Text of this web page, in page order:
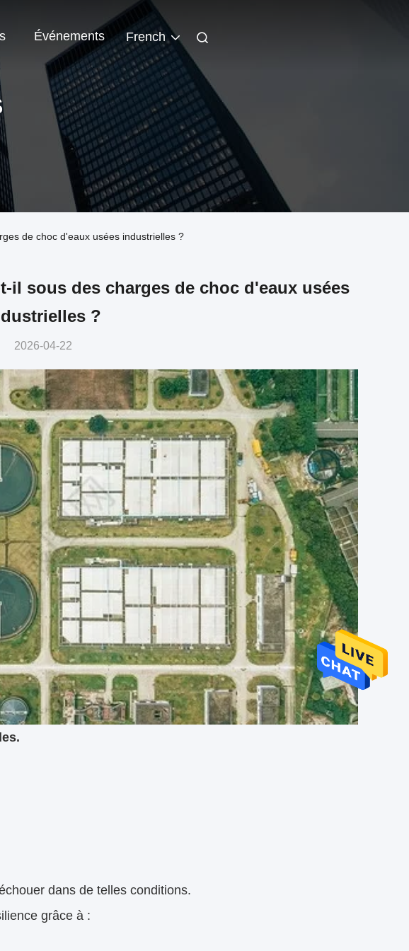
Événements French
de choc d'eaux usées industrielles ?
il sous des charges de choc d'eaux usées
?
2026-04-22
dans de telles conditions.
grâce à :